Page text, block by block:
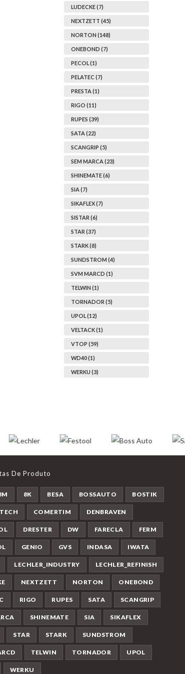
LUDECKE (7)
NEXTZETT (45)
NORTON (148)
ONEBOND (7)
PECOL (1)
PELATEC (7)
PRESTA (1)
RIGO (11)
RUPES (39)
SATA (22)
SCANGRIP (5)
SEM MARCA (23)
SHINEMATE (6)
SIA (7)
SIKAFLEX (7)
SISTAR (6)
STAR (37)
STARK (8)
SUNDSTROM (4)
SVM MARCD (1)
TELWIN (1)
TORNADOR (5)
UPOL (12)
VELTACK (1)
VTOP (59)
WD40 (1)
WERKU (3)
De Produto
8K BESA BOSSAUTO BOSTIK
COMERTIM DENBRAVEN
DRESTER DW FARECLA FERM
GENIO GVS INDASA IWATA
LECHLER_INDUSTRY LECHLER_REFINISH
NEXTZETT NORTON ONEBOND
RIGO RUPES SATA SCANGRIP
SHINEMATE SIA SIKAFLEX
STAR STARK SUNDSTROM
TELWIN TORNADOR UPOL
WERKU